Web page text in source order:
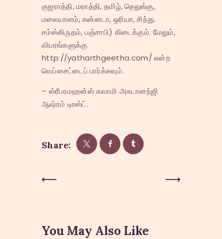
குஜராத்தி, மராத்தி, தமிழ், தெலுங்கு,
மலையாளம், கன்னடா, ஒரியா, சிந்து.
சம்ஸ்கிருதம், பஞ்சாபி) கிடைக்கும். மேலும்,
விபரங்களுக்கு
http://yatharthgeetha.com/ என்ற
வெப்சைட்டைப் பார்க்கவும்.
– ஸ்ரீபரமஹன்ஸ் சுவாமி அகடானந்ஜி
ஆஷ்ரம் டிரஸ்ட்.
Share:
Post
You May Also Like